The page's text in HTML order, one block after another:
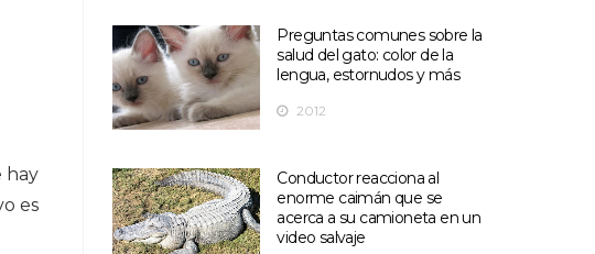
hay
es
Preguntas comunes sobre la
salud del gato: color de la
lengua, estornudos y más
2012
Conductor reacciona al
enorme caimán que se
acerca a su camioneta en un
video salvaje